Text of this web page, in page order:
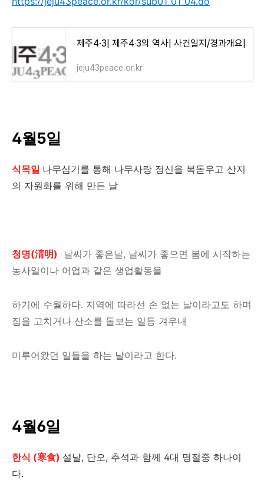
제주4·3| 제주4‧3의 역사| 사건일지/경과개요|
jeju43peace.or.kr
4월5일
식목일 나무심기를 통해 나무사랑 정신을 복돋우고 산지
의 자원화를 위해 만든 날
청명(淸明) 날씨가 좋은날, 날씨가 좋으면 봄에 시작하는
농사일이나 어업과 같은 생업활동을
하기에 수월하다. 지역에 따라선 손 없는 날이라고도 하며
집을 고치거나 산소를 돌보는 일등 겨우내
미루어왔던 일들을 하는 날이라고 한다.
4월6일
한식 (寒食) 설날, 단오, 추석과 함께 4대 명절중 하나이
다.